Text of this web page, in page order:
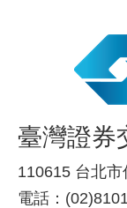
臺灣證券
110615 台北
電話：